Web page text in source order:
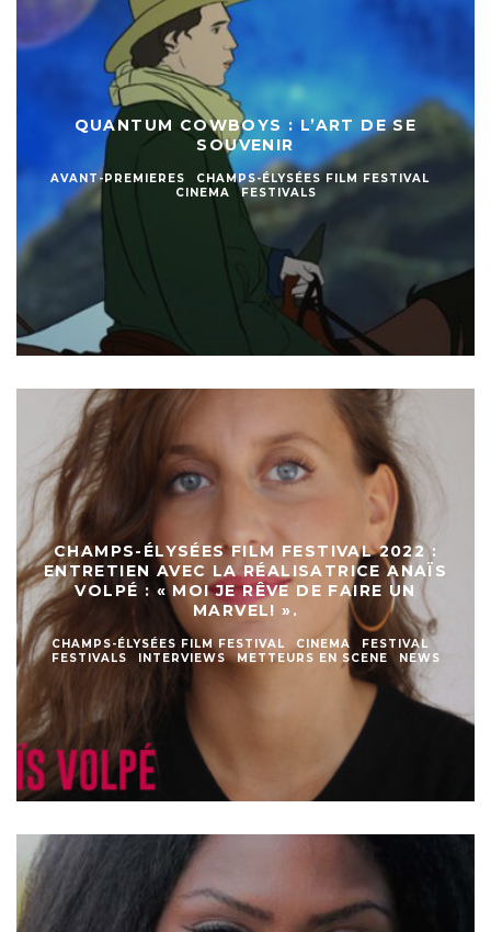
QUANTUM COWBOYS : L’ART DE SE
SOUVENIR
AVANT-PREMIERES
CHAMPS-ÉLYSÉES FILM FESTIVAL
CINEMA
FESTIVALS
CHAMPS-ÉLYSÉES FILM FESTIVAL 2022 :
ENTRETIEN AVEC LA RÉALISATRICE ANAÏS
VOLPÉ : « MOI JE RÊVE DE FAIRE UN
MARVEL! ».
CHAMPS-ÉLYSÉES FILM FESTIVAL CINEMA
FESTIVAL
FESTIVALS
INTERVIEWS METTEURS EN SCENE NEWS